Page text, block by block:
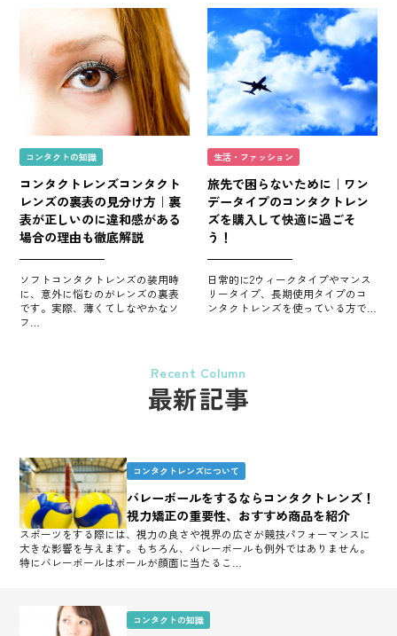
コンタクトの知識
コンタクトレンズコンタクト
レンズの裏表の見分け方｜裏
表が正しいのに違和感がある
場合の理由も徹底解説
ソフトコンタクトレンズの装用時
に、意外に悩むのがレンズの裏表
です。実際、薄くてしなやかなソ
フ…
生活・ファッション
旅先で困らないために｜ワン
データイプのコンタクトレン
ズを購入して快適に過ごそ
う！
日常的に2ウィークタイプやマンス
リータイプ、長期使用タイプのコ
ンタクトレンズを使っている方で…
Recent Column
最新記事
コンタクトレンズについて
バレーボールをするならコンタクトレンズ！
視力矯正の重要性、おすすめ商品を紹介
スポーツをする際には、視力の良さや視界の広さが競技パフォーマンスに
大きな影響を与えます。もちろん、バレーボールも例外ではありません。
特にバレーボールはボールが顔面に当たるこ…
コンタクトの知識